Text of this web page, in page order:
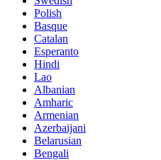
Polish
Basque
Catalan
Esperanto
Hindi
Lao
Albanian
Amharic
Armenian
Azerbaijani
Belarusian
Bengali